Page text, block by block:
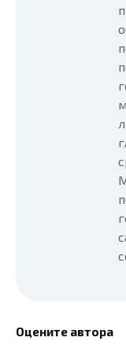
Оцените автора